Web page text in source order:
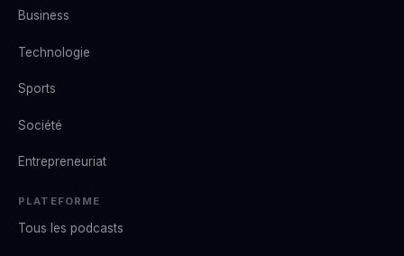
Business
Technologie
Sports
Société
Entrepreneuriat
PLATEFORME
Tous les podcasts